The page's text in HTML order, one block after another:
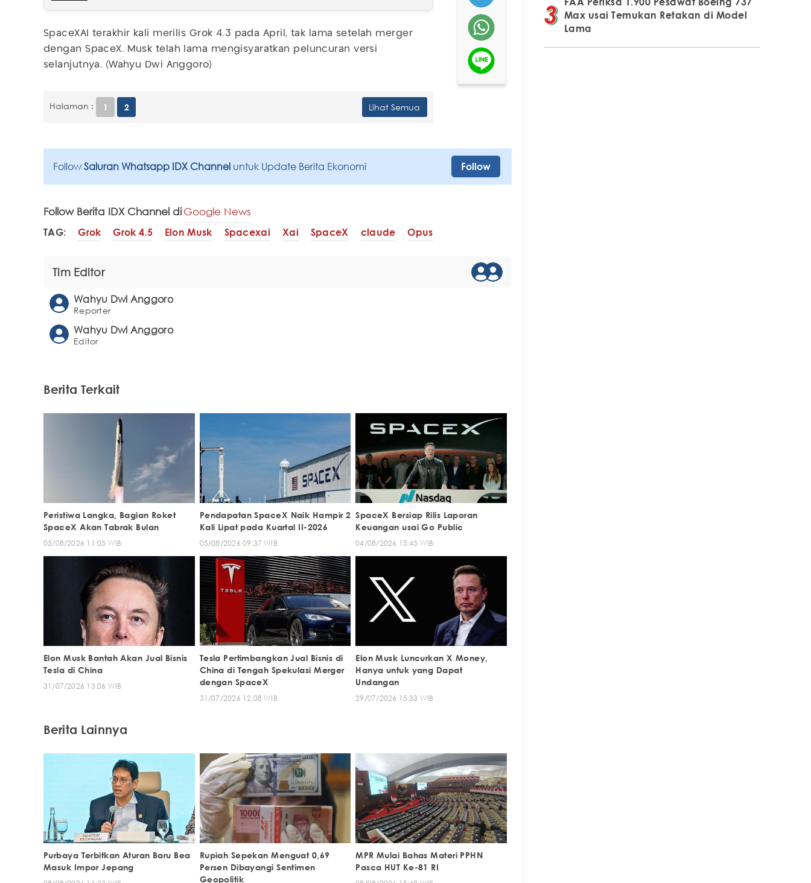
SpaceXAI terakhir kali merilis Grok 4.3 pada April, tak lama setelah merger
dengan SpaceX. Musk telah lama mengisyaratkan peluncuran versi
selanjutnya. (Wahyu Dwi Anggoro)
Halaman : 1 2 Lihat Semua
Follow Saluran Whatsapp IDX Channel untuk Update Berita Ekonomi Follow
Follow Berita IDX Channel diGoogle News
TAG: Grok Grok 4.5 Elon Musk Spacexai Xai SpaceX claude Opus
Tim Editor
Wahyu Dwi Anggoro
Reporter
Wahyu Dwi Anggoro
Editor
Berita Terkait
Peristiwa Langka, Bagian Roket
SpaceX Akan Tabrak Bulan
05/08/2026 11:05 WIB
Pendapatan SpaceX Naik Hampir 2
Kali Lipat pada Kuartal II-2026
05/08/2026 09:37 WIB
SpaceX Bersiap Rilis Laporan
Keuangan usai Go Public
04/08/2026 15:45 WIB
Elon Musk Bantah Akan Jual Bisnis
Tesla di China
31/07/2026 13:06 WIB
Tesla Pertimbangkan Jual Bisnis di
China di Tengah Spekulasi Merger
dengan SpaceX
31/07/2026 12:08 WIB
Elon Musk Luncurkan X Money,
Hanya untuk yang Dapat
Undangan
29/07/2026 15:33 WIB
Berita Lainnya
Purbaya Terbitkan Aturan Baru Bea
Masuk Impor Jepang
Rupiah Sepekan Menguat 0,69
Persen Dibayangi Sentimen
Geopolitik
MPR Mulai Bahas Materi PPHN
Pasca HUT Ke-81 RI
Max usai Temukan Retakan di Model
Lama